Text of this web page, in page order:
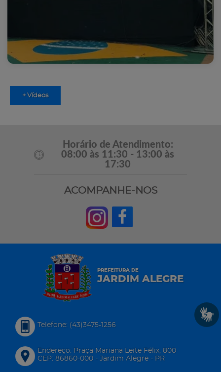
+ Vídeos
Horário de Atendimento:
08:00 às 11:30 - 13:00 às
17:30
ACOMPANHE-NOS
PREFEITURA DE
JARDIM ALEGRE
Telefone: (43)3475-1256
Endereço: Praça Mariana Leite Félix, 800
CEP: 86860-000 - Jardim Alegre - PR